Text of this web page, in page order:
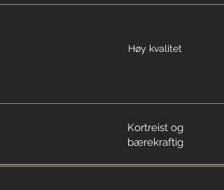
Høy kvalitet
Kortreist og
bærekraftig